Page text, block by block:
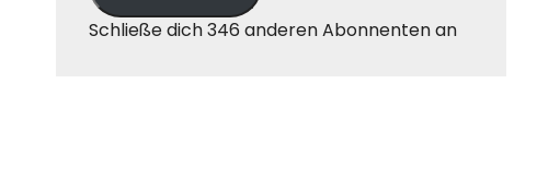
Schließe dich 346 anderen Abonnenten an